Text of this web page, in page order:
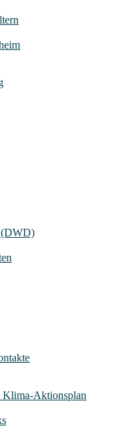
(DWD)
Aktionsplan